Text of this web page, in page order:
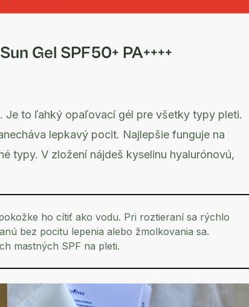
Gel SPF50+ PA++++
Je to ľahký opaľovací gél pre všetky typy pleti.
lepkavý pocit. Najlepšie funguje na
typy. V zložení nájdeš kyselinu hyalurónovú,
ho cítiť ako vodu. Pri roztieraní sa rýchlo
bez pocitu lepenia alebo žmolkovania sa.
mastných SPF na pleti.